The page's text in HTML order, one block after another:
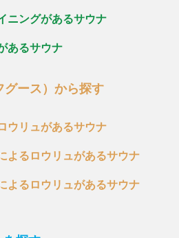
ニングがあるサウナ
あるサウナ
グース）から探す
ウリュがあるサウナ
よるロウリュがあるサウナ
よるロウリュがあるサウナ